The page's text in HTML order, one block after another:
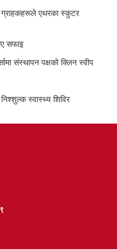
ग्राहकहरूले एथरका स्कुटर
सफाइ
संस्थापन पक्षको क्लिन स्वीप
स्वास्थ्य शिविर